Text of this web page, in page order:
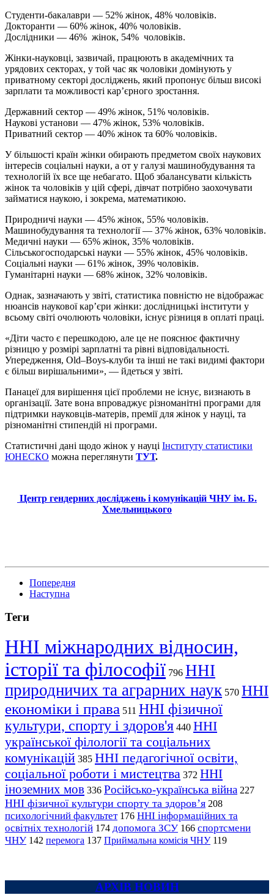
Студенти-бакалаври — 52% жінок, 48% чоловіків.
Докторанти — 60% жінок, 40% чоловіків.
Дослідники — 46% жінок, 54% чоловіків.
Жінки-науковці, зазвичай, працюють в академічних та
урядових секторах, у той час як чоловіки домінують у
приватному секторі досліджень, який пропонує більш високі
зарплати та можливості кар’єрного зростання.
Державний сектор — 49% жінок, 51% чоловіків.
Наукові установи — 47% жінок, 53% чоловіків.
Приватний сектор — 40% жінок та 60% чоловіків.
У більшості країн жінки обирають предметом своїх наукових
інтересів соціальні науки, а от у галузі машинобудування та
технологій їх все ще небагато. Щоб збалансувати кількість
жінок та чоловіків у цій сфері, дівчат потрібно заохочувати
займатися наукою, і зокрема, математикою.
Природничі науки — 45% жінок, 55% чоловіків.
Машинобудування та технології — 37% жінок, 63% чоловіків.
Медичні науки — 65% жінок, 35% чоловіків.
Сільськогосподарські науки — 55% жінок, 45% чоловіків.
Соціальні науки — 61% жінок, 39% чоловіків.
Гуманітарні науки — 68% жінок, 32% чоловіків.
Однак, зазначають у звіті, статистика повністю не відображає
нюансів наукової кар’єри жінки: дослідницькі інститути у
всьому світі очолюють чоловіки, існує різниця в оплаті праці.
«Діти часто є перешкодою, але це не пояснює фактичну
різницю у розмірі зарплатні та рівні відповідальності.
Упередження, Old–Boys-клуби та інші не такі видимі фактори
є більш вирішальними», — йдеться у звіті.
Панацеї для вирішення цієї проблеми не існує, визнають в
організації. Зате вона впроваджує різноманітні програми для
підтримки науковців-матерів, премії для жінок у науці, та
різноманітні стипендій ні програми.
Статистичні дані щодо жінок у науці Інституту статистики
ЮНЕСКО можна переглянути ТУТ.
Центр гендерних досліджень і комунікацій ЧНУ ім. Б.
Хмельницького
Попередня
Наступна
Теги
ННІ міжнародних відносин,
історії та філософії 796 ННІ
природничих та аграрних наук 570 ННІ
економіки і права 511 ННІ фізичної
культури, спорту і здоров'я 440 ННІ
української філології та соціальних
комунікацій 385 ННІ педагогічної освіти,
соціальної роботи і мистецтва 372 ННІ
іноземних мов 336 Російсько-українська війна 227
ННІ фізичної культури спорту та здоров’я 208
психологічний факультет 176 ННІ інформаційних та
освітніх технологій 174 допомога ЗСУ 166 спортсмени
ЧНУ 142 перемога 137 Приймальна комісія ЧНУ 119
АРХІВ НОВИН